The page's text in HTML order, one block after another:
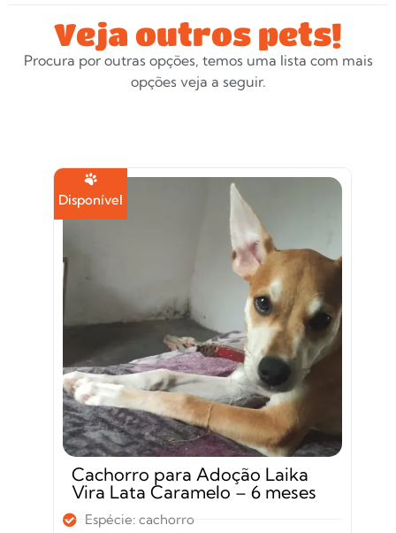
Veja outros pets!
Procura por outras opções, temos uma lista com mais
opções veja a seguir.
Disponível
Cachorro para Adoção Laika
Vira Lata Caramelo – 6 meses
Espécie: cachorro